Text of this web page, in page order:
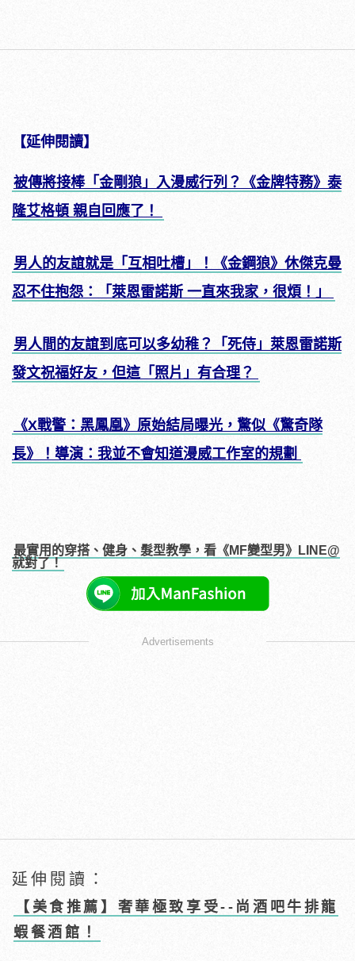
【延伸閱讀】
被傳將接棒「金剛狼」入漫威行列？《金牌特務》泰
隆艾格頓 親自回應了！
男人的友誼就是「互相吐槽」！《金鋼狼》休傑克曼
忍不住抱怨：「萊恩雷諾斯 一直來我家，很煩！」
男人間的友誼到底可以多幼稚？「死侍」萊恩雷諾斯
發文祝福好友，但這「照片」有合理？
《X戰警：黑鳳凰》原始結局曝光，驚似《驚奇隊
長》！導演：我並不會知道漫威工作室的規劃
最實用的穿搭、健身、髮型教學，看《MF變型男》LINE@
就對了！
Advertisements
延伸閱讀：
【美食推薦】奢華極致享受--尚酒吧牛排龍
蝦餐酒館！